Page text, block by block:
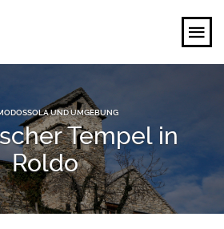
ENTDECKEN
ERLEBEN
PLANEN
UND IDEEN
UND UMGEBUNG
Tempel in
Roldo